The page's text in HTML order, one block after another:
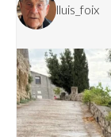
lluis_foix